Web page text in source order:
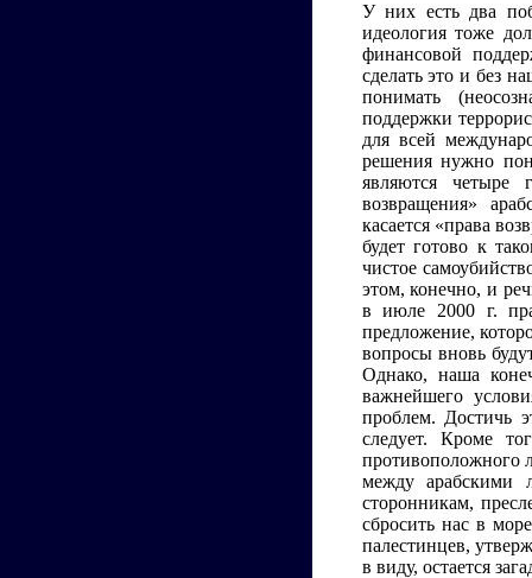
У них есть два
идеология тоже
финансовой
сделать это и без
понимать
поддержки
для всей
решения нужно
являются четыре
возвращения»
касается «права
будет готово к
чистое
этом, конечно, и
в июле 2000 г.
предложение,
вопросы вновь
Однако, наша
важнейшего
проблем. Достичь
следует. Кроме
противоположного
между арабскими
сторонникам,
сбросить нас в
палестинцев,
в виду, остается